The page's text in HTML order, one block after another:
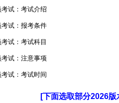
试：考试介绍
试：报考条件
试：考试科目
试：注意事项
试：考试时间
[下面选取部分2026